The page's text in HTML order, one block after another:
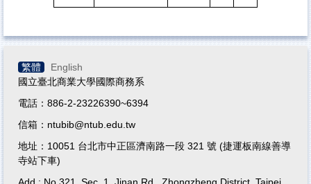
繁體
English
國立臺北商業大學國際商務系
電話：886-2-23226390~6394
信箱：ntubib@ntub.edu.tw
地址：10051 台北市中正區濟南路一段 321 號 (捷運板南線善導
寺站下車)
Add.: No.321, Sec. 1, Jinan Rd., Zhongzheng District, Taipei